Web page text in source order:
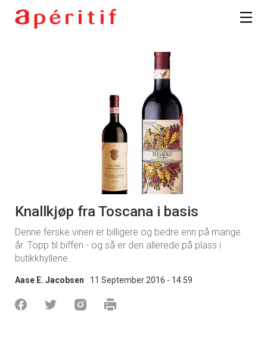
Knallkjøp fra Toscana i basis
Denne ferske vinen er billigere og bedre enn på mange
år. Topp til biffen - og så er den allerede på plass i
butikkhyllene.
Aase E. Jacobsen 11 September 2016 - 14:59